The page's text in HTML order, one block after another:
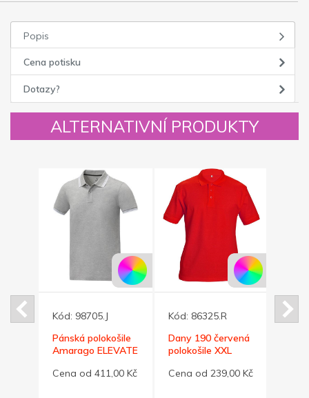
Popis
Cena potisku
Dotazy?
ALTERNATIVNÍ PRODUKTY
Kód: 98705.J
Pánská polokošile
Amarago ELEVATE
Cena od 411,00 Kč
Kód: 86325.R
Dany 190 červená
polokošile XXL
Cena od 239,00 Kč
Kód: